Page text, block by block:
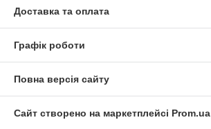
Доставка та оплата
Графік роботи
Повна версія сайту
Сайт створено на маркетплейсі Prom.ua